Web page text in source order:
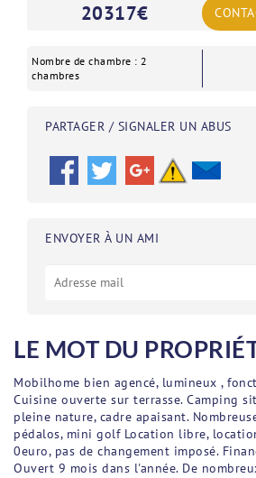
20317€
Nombre de chambre : 2
chambres
PARTAGER / SIGNALER UN ABUS
ENVOYER À UN AMI
LE MOT DU
Mobilhome bien agencé, lumineux ,
Cuisine ouverte sur terrasse. Camping
pleine nature, cadre apaisant.
pédalos, mini golf Location libre,
0euro, pas de changement imposé.
Ouvert 9 mois dans l'année. De